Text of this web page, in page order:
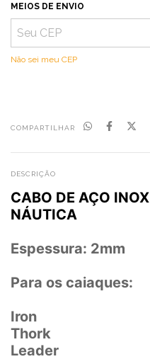
MEIOS DE ENVIO
Não sei meu CEP
COMPARTILHAR
DESCRIÇÃO
CABO DE AÇO
NÁUTICA
Espessura: 2mm
Para os caiaques:
Iron
Thork
Leader